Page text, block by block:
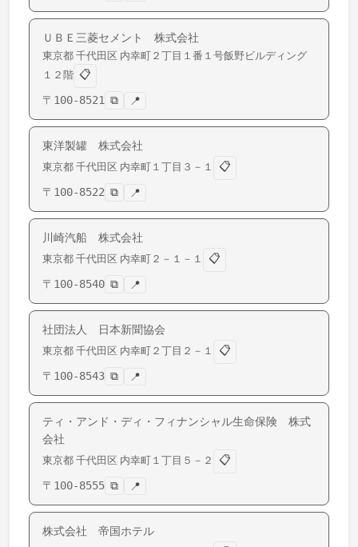
ＵＢＥ三菱セメント 株式会社
東京都 千代田区 内幸町 ２丁目１番１号飯野ビルディング
１２階 📋
〒 100-8521 ⧉ 📍
東洋製罐 株式会社
東京都 千代田区 内幸町 １丁目３－１
📋
〒 100-8522 ⧉ 📍
川崎汽船 株式会社
東京都 千代田区 内幸町 ２－１－１
📋
〒 100-8540 ⧉ 📍
社団法人 日本新聞協会
東京都 千代田区 内幸町 ２丁目２－１
📋
〒 100-8543 ⧉ 📍
ティ・アンド・ディ・フィナンシャル生命保険 株式
会社
東京都 千代田区 内幸町 １丁目５－２
📋
〒 100-8555 ⧉ 📍
株式会社 帝国ホテル